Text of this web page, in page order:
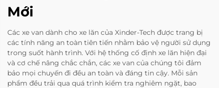
Mới
Các xe van dành cho xe lăn của Xinder-Tech được trang bị
các tính năng an toàn tiên tiến nhằm bảo vệ người sử dụng
trong suốt hành trình. Với hệ thống cố định xe lăn hiện đại
và cơ chế nâng chắc chắn, các xe van của chúng tôi đảm
bảo mọi chuyến đi đều an toàn và đáng tin cậy. Mỗi sản
phẩm đều trải qua quá trình kiểm tra nghiêm ngặt, bao